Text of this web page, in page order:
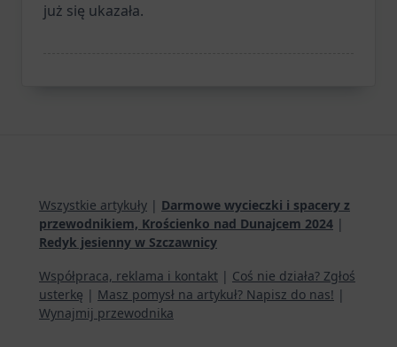
już się ukazała.
Wszystkie artykuły | Darmowe wycieczki i spacery z
przewodnikiem, Krościenko nad Dunajcem 2024 |
Redyk jesienny w Szczawnicy
Współpraca, reklama i kontakt | Coś nie działa? Zgłoś
usterkę | Masz pomysł na artykuł? Napisz do nas! |
Wynajmij przewodnika